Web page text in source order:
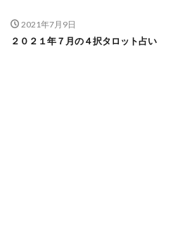
2021年7月9日
２０２１年７月の４択タロット占い